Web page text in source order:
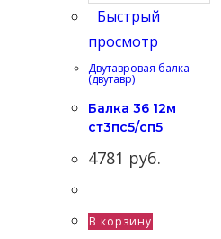
Быстрый
просмотр
Двутавровая балка
(двутавр)
Балка 36 12м
ст3пс5/сп5
4781 руб.
В корзину